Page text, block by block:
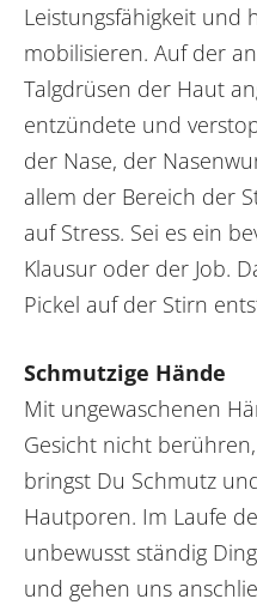
Leistungsfähigkeit und
mobilisieren. Auf der
Talgdrüsen der Haut
entzündete und
der Nase, der
allem der Bereich der
auf Stress. Sei es ein
Klausur oder der Job.
Pickel auf der Stirn
Schmutzige Hände
Mit ungewaschenen
Gesicht nicht
bringst Du Schmutz
Hautporen. Im Laufe
unbewusst ständig
und gehen uns